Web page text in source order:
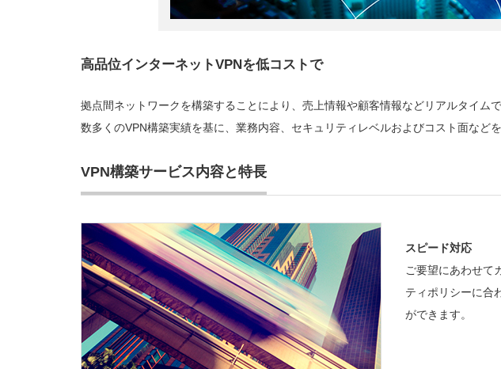
高品位インターネットVPNを低コストで
拠点間ネットワークを構築することにより、売上情報や顧客情報などリアルタイム
数多くのVPN構築実績を基に、業務内容、セキュリティレベルおよびコスト面など
VPN構築サービス内容と特長
スピード対応
ご要望にあわせて
ティポリシーに合
ができます。